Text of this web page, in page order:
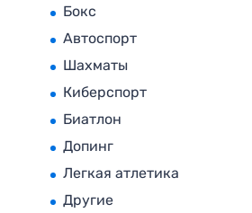
Бокс
Автоспорт
Шахматы
Киберспорт
Биатлон
Допинг
Легкая атлетика
Другие